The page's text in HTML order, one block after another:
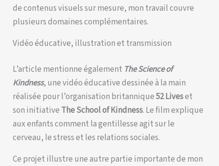
de contenus visuels sur mesure, mon travail couvre
plusieurs domaines complémentaires.
Vidéo éducative, illustration et transmission
L’article mentionne également The Science of
Kindness, une vidéo éducative dessinée à la main
réalisée pour l’organisation britannique52 Liveset
son initiative The School of Kindness. Le film explique
aux enfants comment la gentillesse agit sur le
cerveau, le stress et les relations sociales.
Ce projet illustre une autre partie importante de mon